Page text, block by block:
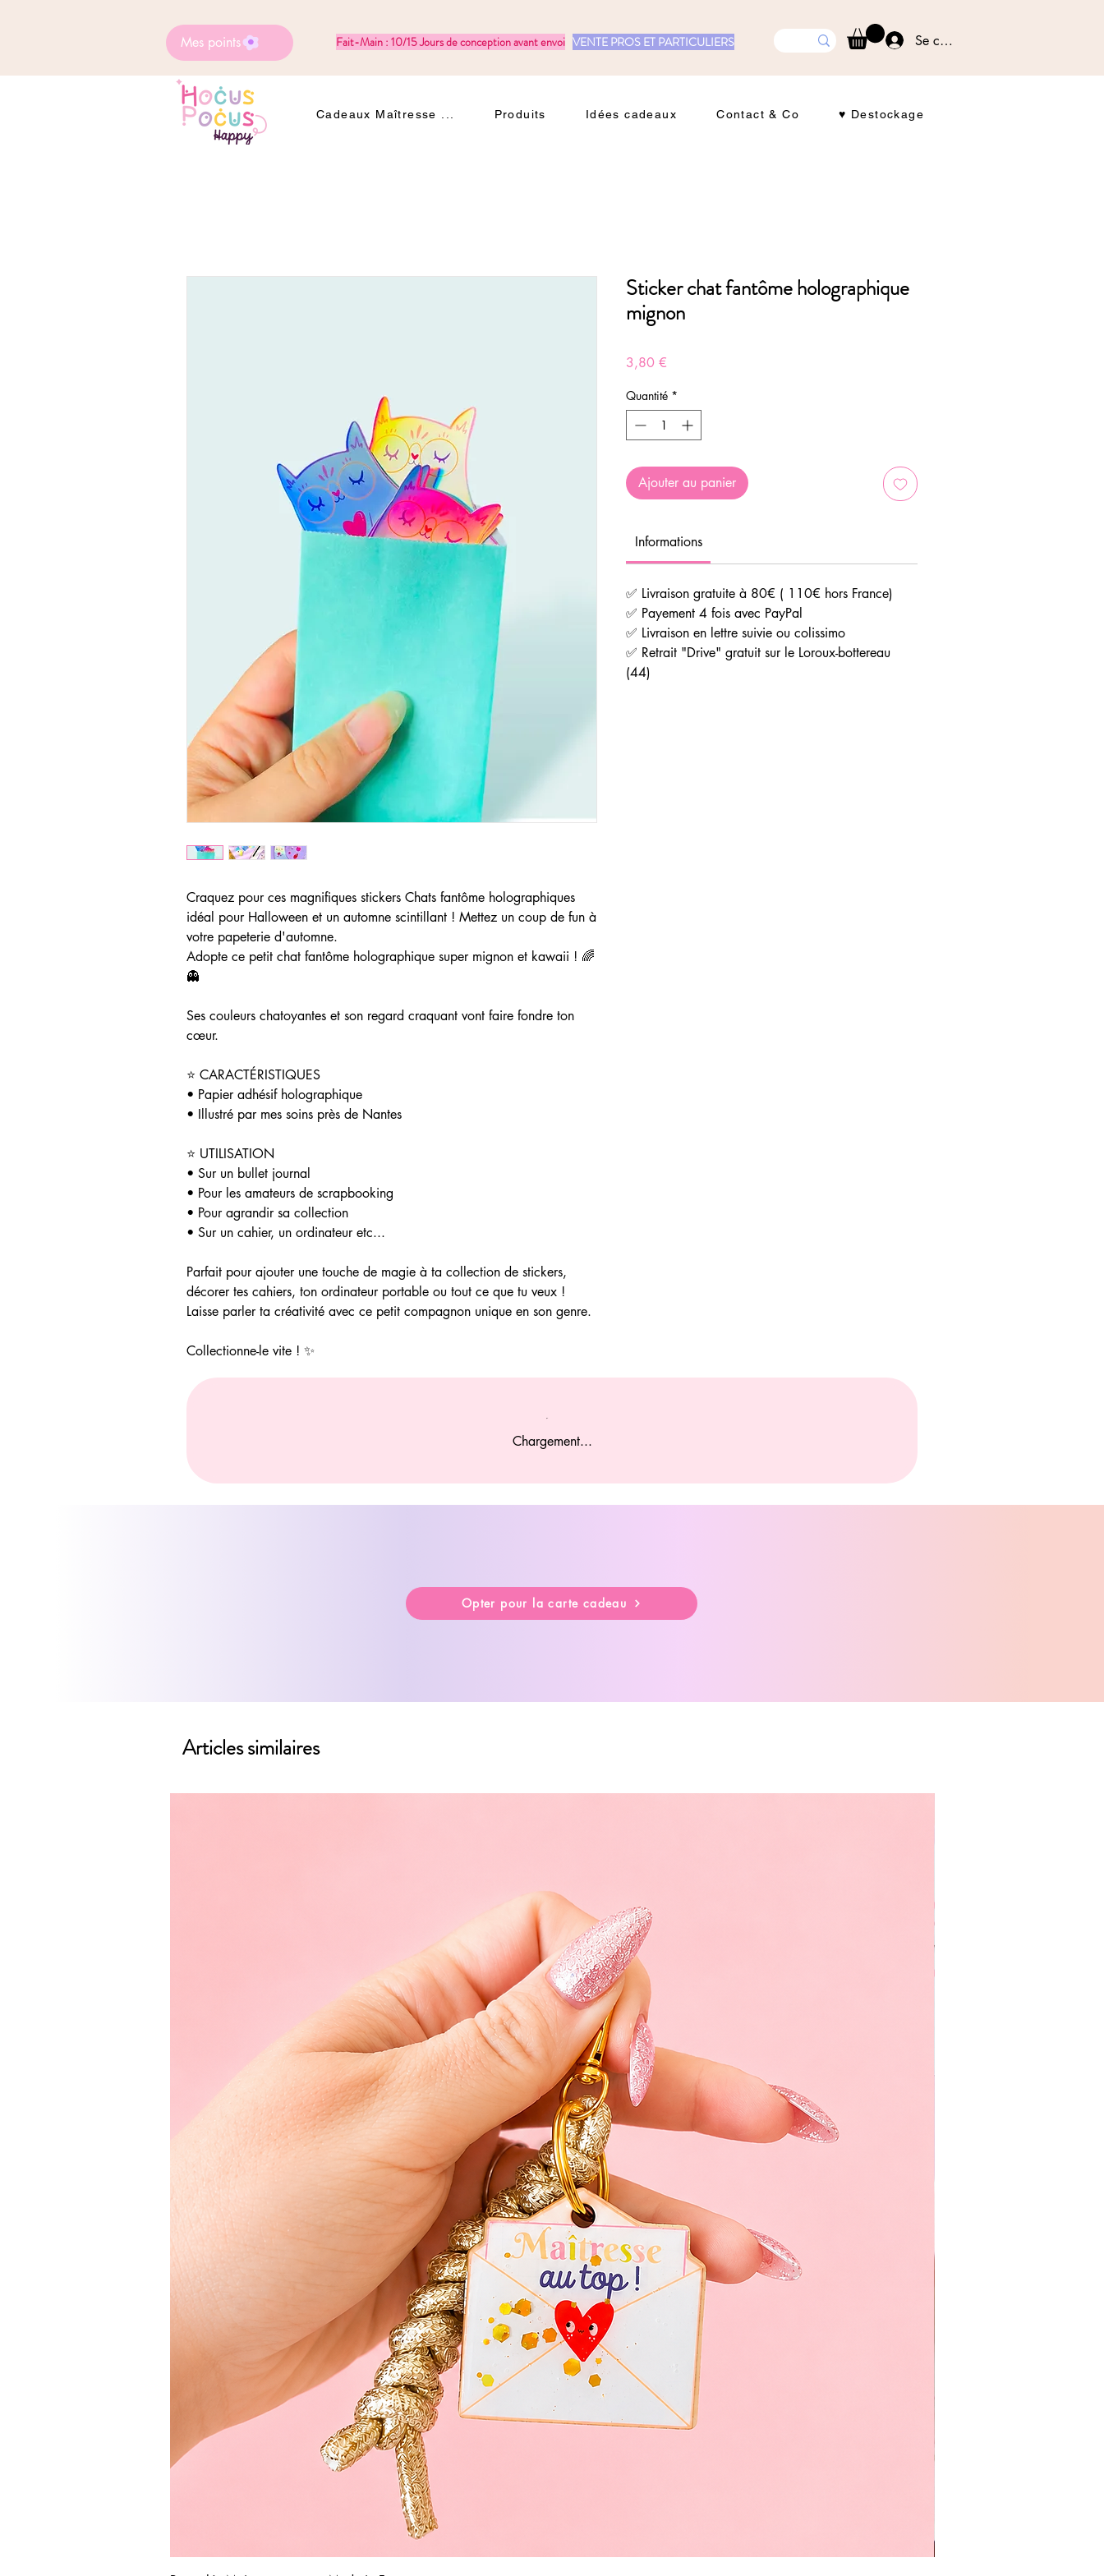
Mes points Fait-Main : 10/15 Jours de conception avant envoi VENTE PROS ET PARTICULIERS Se connecter
Cadeaux Maîtresse ... Produits Idées cadeaux Contact & Co ♥ Destockage
Craquez pour ces magnifiques stickers Chats fantôme holographiques
idéal pour Halloween et un automne scintillant ! Mettez un coup de fun à
votre papeterie d'automne.
Adopte ce petit chat fantôme holographique super mignon et kawaii ! 🌈
👻
Ses couleurs chatoyantes et son regard craquant vont faire fondre ton
cœur.
⭐ CARACTÉRISTIQUES
• Papier adhésif holographique
• Illustré par mes soins près de Nantes
⭐ UTILISATION
• Sur un bullet journal
• Pour les amateurs de scrapbooking
• Pour agrandir sa collection
• Sur un cahier, un ordinateur etc...
Parfait pour ajouter une touche de magie à ta collection de stickers,
décorer tes cahiers, ton ordinateur portable ou tout ce que tu veux !
Laisse parler ta créativité avec ce petit compagnon unique en son genre.
Collectionne-le vite ! ✨
Sticker chat fantôme holographique
mignon
3,80 €
Quantité *
Ajouter au panier
Informations
✅ Livraison gratuite à 80€ ( 110€ hors France)
✅ Payement 4 fois avec PayPal
✅ Livraison en lettre suivie ou colissimo
✅ Retrait "Drive" gratuit sur le Loroux-bottereau
(44)
Chargement...
Opter pour la carte cadeau
Articles similaires